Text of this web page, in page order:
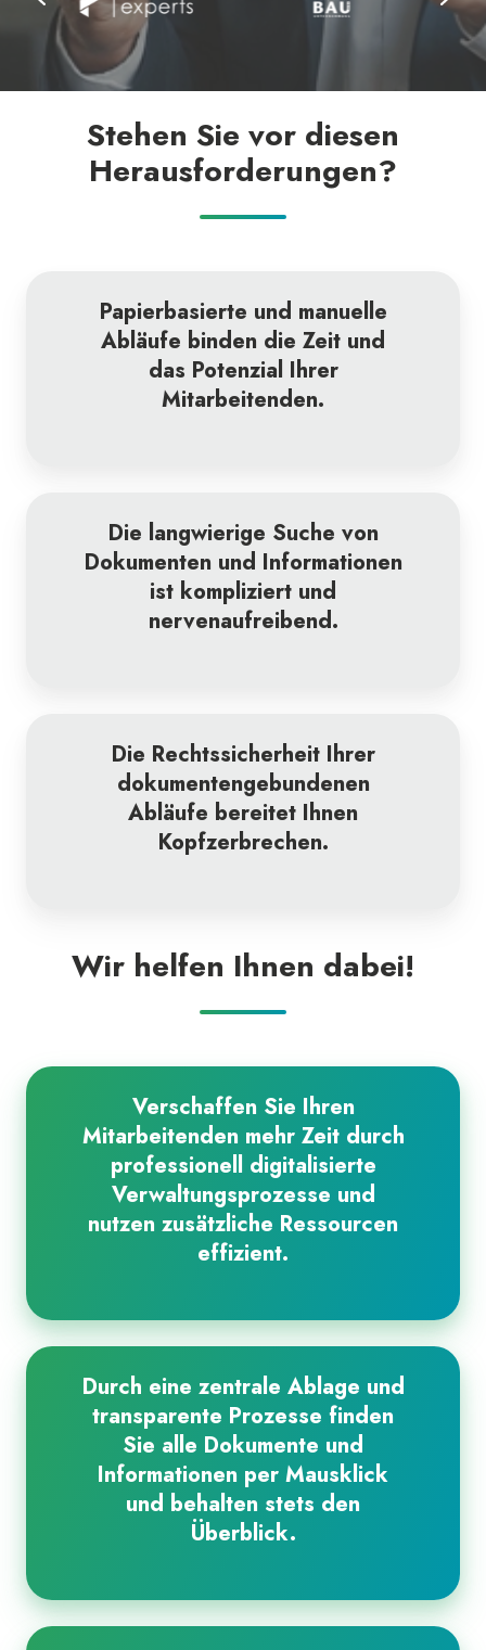
Stehen Sie vor diesen
Herausforderungen?
Papierbasierte und manuelle
Abläufe binden die Zeit und
das Potenzial Ihrer
Mitarbeitenden.
Die langwierige Suche von
Dokumenten und Informationen
ist kompliziert und
nervenaufreibend.
Die Rechtssicherheit Ihrer
dokumentengebundenen
Abläufe bereitet Ihnen
Kopfzerbrechen.
Wir helfen Ihnen dabei!
Verschaffen Sie Ihren
Mitarbeitenden mehr Zeit durch
professionell digitalisierte
Verwaltungsprozesse und
nutzen zusätzliche Ressourcen
effizient.
Durch eine zentrale Ablage und
transparente Prozesse finden
Sie alle Dokumente und
Informationen per Mausklick
und behalten stets den
Überblick.